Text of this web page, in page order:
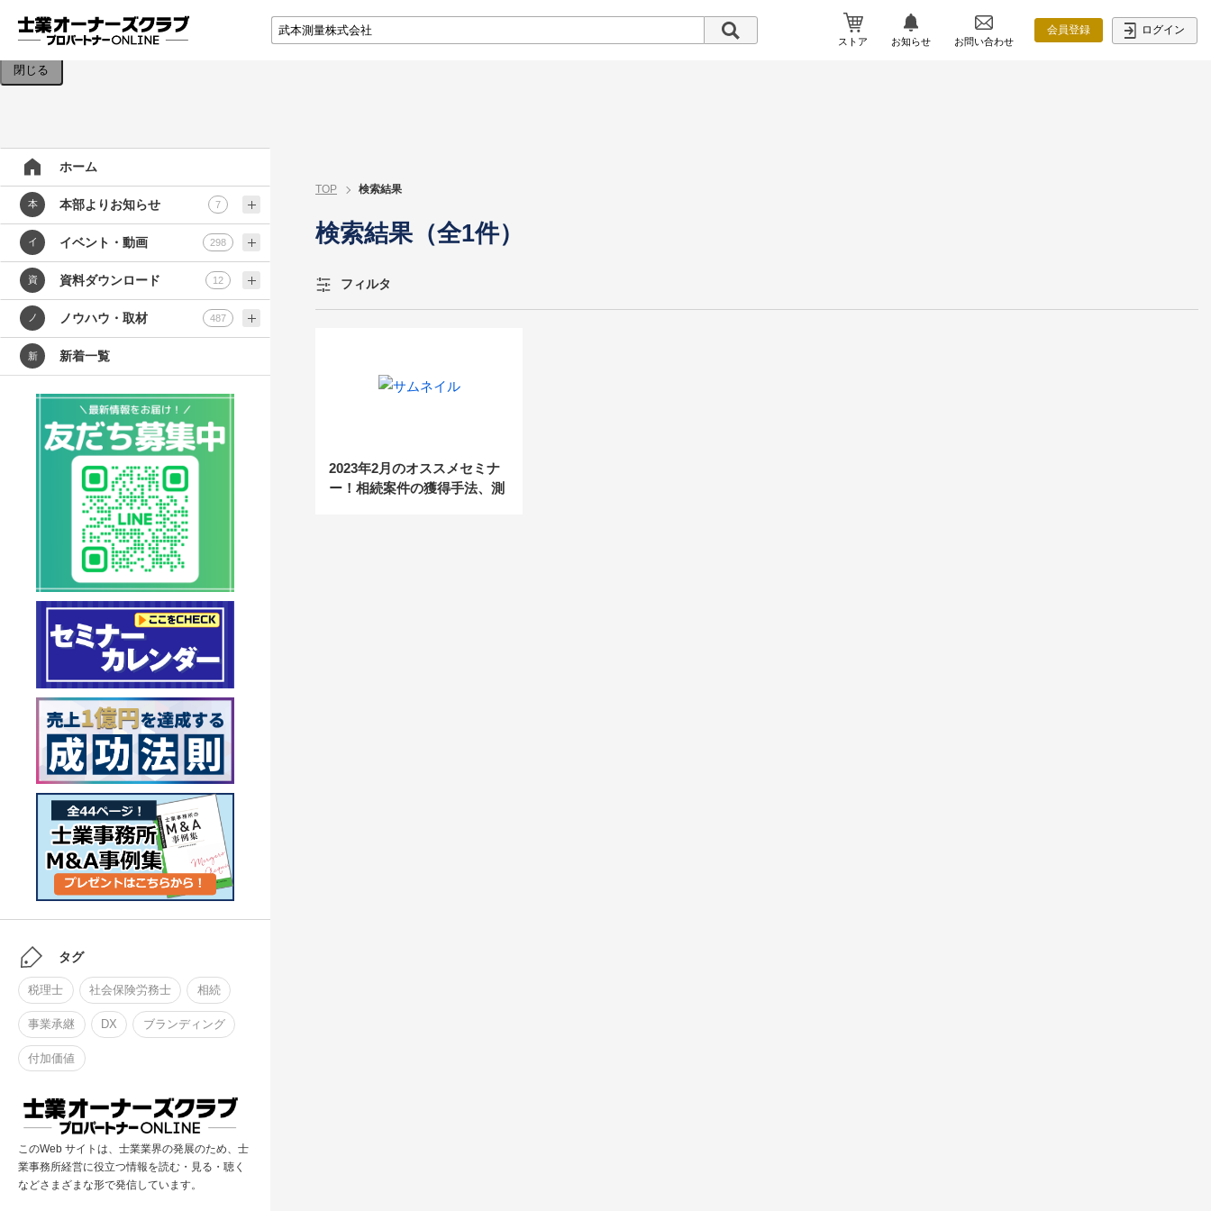
ストア お知らせ お問い合わせ
会員登録 ログイン
検索条件を入力してください。
閉じる
ホーム
本 本部よりお知らせ 7
イ イベント・動画 298
資 資料ダウンロード 12
ノ ノウハウ・取材 487
新 新着一覧
タグ
税理士 社会保険労務士 相続
事業承継 DX ブランディング
付加価値
このWeb サイトは、士業業界の発展のため、士
業事務所経営に役立つ情報を読む・見る・聴く
などさまざまな形で発信しています。
TOP 検索結果
検索結果（全1件）
フィルタ
2023年2月のオススメセミナ
ー！相続案件の獲得手法、測